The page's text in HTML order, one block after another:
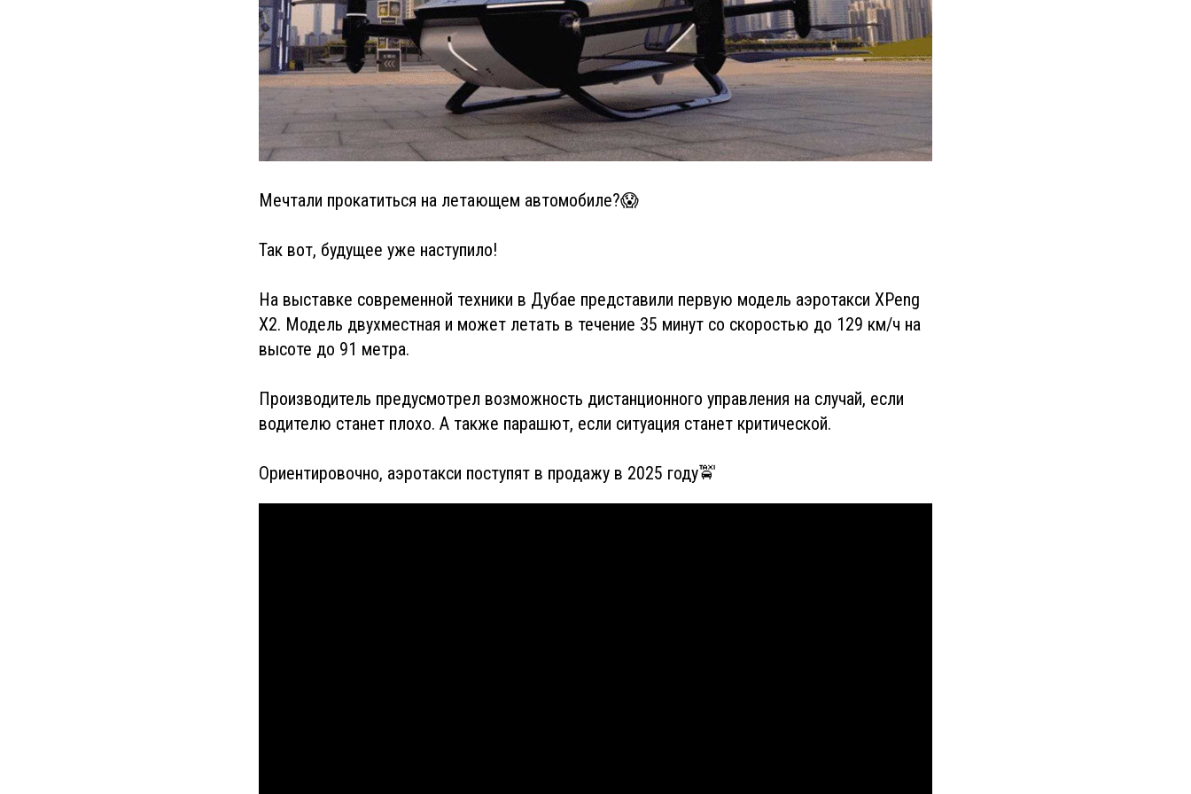
Мечтали прокатиться на летающем автомобиле?😱
Так вот, будущее уже наступило!
На выставке современной техники в Дубае представили первую модель аэротакси XPeng
X2. Модель двухместная и может летать в течение 35 минут со скоростью до 129 км/ч на
высоте до 91 метра.
Производитель предусмотрел возможность дистанционного управления на случай, если
водителю станет плохо. А также парашют, если ситуация станет критической.
Ориентировочно, аэротакси поступят в продажу в 2025 году🚖